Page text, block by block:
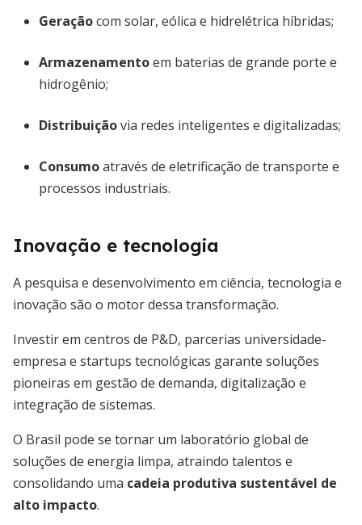
Geraçãocom solar, eólica e hidrelétrica híbridas;
Armazenamentoem baterias de grande porte e
hidrogênio;
Distribuiçãovia redes inteligentes e digitalizadas;
Consumoatravés de eletrificação de transporte e
processos industriais.
Inovação e tecnologia
A pesquisa e desenvolvimento em ciência, tecnologia e
inovação são o motor dessa transformação.
Investir em centros de P&D, parcerias universidade-
empresa e startups tecnológicas garante soluções
pioneiras em gestão de demanda, digitalização e
integração de sistemas.
O Brasil pode se tornar um laboratório global de
soluções de energia limpa, atraindo talentos e
consolidando uma cadeia produtiva sustentável de
alto impacto.